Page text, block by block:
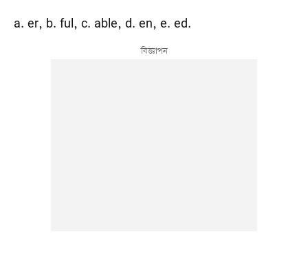
a. er, b. ful, c. able, d. en, e. ed.